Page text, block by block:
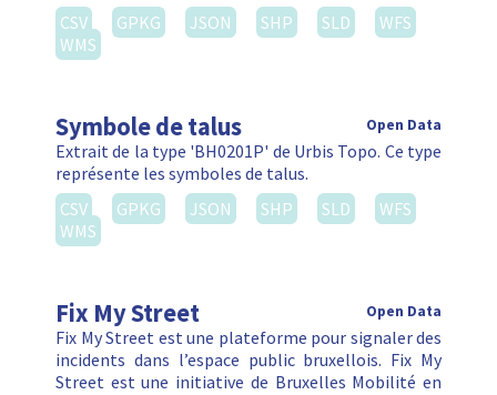
CSV
GPKG JSON SHP SLD
WFS
WMS
Symbole de talus Open Data
Extrait de la type 'BH0201P' de Urbis Topo. Ce type
représente les symboles de talus.
CSV
GPKG JSON SHP SLD
WFS
WMS
Fix My Street Open Data
Fix My Street est une plateforme pour signaler des
incidents dans l’espace public bruxellois. Fix My
Street est une initiative de Bruxelles Mobilité en